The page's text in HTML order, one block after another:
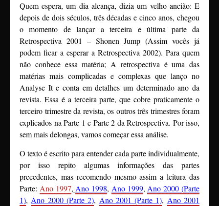
Quem espera, um dia alcança, dizia um velho ancião: E
depois de dois séculos, três décadas e cinco anos, chegou
o momento de lançar a terceira e última parte da
Retrospectiva 2001 – Shonen Jump (Assim vocês já
podem ficar a esperar a Retrospectiva 2002). Para quem
não conhece essa matéria; A retrospectiva é uma das
matérias mais complicadas e complexas que lanço no
Analyse It e conta em detalhes um determinado ano da
revista. Essa é a terceira parte, que cobre praticamente o
terceiro trimestre da revista, os outros três trimestres foram
explicados na Parte 1 e Parte 2 da Retrospectiva. Por isso,
sem mais delongas, vamos começar essa análise.
O texto é escrito para entender cada parte individualmente,
por isso repito algumas informações das partes
precedentes, mas recomendo mesmo assim a leitura das
Parte: Ano 1997, Ano 1998, Ano 1999,Ano 2000 (Parte
1),Ano 2000 (Parte 2), Ano 2001 (Parte 1), Ano 2001